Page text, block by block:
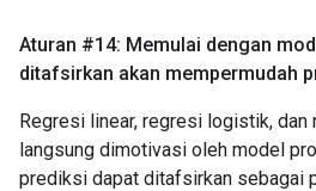
Aturan #14: Memulai dengan
ditafsirkan akan mempermudah
Regresi linear, regresi logistik,
langsung dimotivasi oleh model
prediksi dapat ditafsirkan sebagai